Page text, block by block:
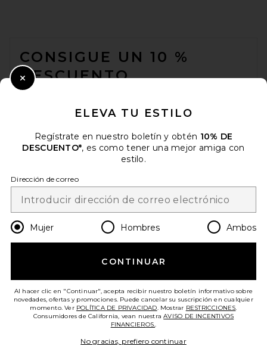
CONSIGUE UN 10 %
DESCUENTO
electrónico. Puede retirarse en cualquier momento.
Email Address
Change Country Regions
es USD
¡AYÚDANOS A MEJORAR!
ATENCIÓN AL CLIENTE
ELEVA TU ESTILO
Regístrate en nuestro boletín y obtén 10% DE
DESCUENTO*, es como tener una mejor amiga con
estilo.
Dirección de correo
Mujer Hombres Ambos
CONTINUAR
Al hacer clic en "Continuar", acepta recibir nuestro boletín informativo sobre
novedades, ofertas y promociones. Puede cancelar su suscripción en cualquier
momento. Ver POLÍTICA DE PRIVACIDAD. Mostrar RESTRICCIONES.
Consumidores de California, vean nuestraAVISO DE INCENTIVOS
FINANCIEROS..
No gracias, prefiero continuar
Close Modal